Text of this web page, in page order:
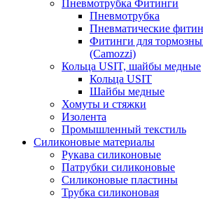
Пневмотрубка Фитинги
Пневмотрубка
Пневматические
Фитинги для
(Camozzi)
Кольца USIT, шайбы медные
Кольца USIT
Шайбы медные
Хомуты и стяжки
Изолента
Промышленный текстиль
Силиконовые материалы
Рукава силиконовые
Патрубки силиконовые
Силиконовые пластины
Трубка силиконовая